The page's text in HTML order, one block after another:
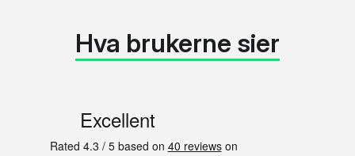
Hva brukerne sier